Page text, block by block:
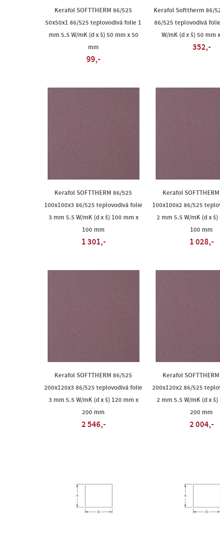
Kerafol SOFTTHERM 86/525
50x50x1 86/525 teplovodivá folie 1
mm 5.5 W/mK (d x š) 50 mm x 50
mm
99,-
Kerafol Softtherm 86/
86/525 teplovodivá
W/mK (d x š) 50 mm
352,-
Kerafol SOFTTHERM 86/525
100x100x3 86/525 teplovodivá folie
3 mm 5.5 W/mK (d x š) 100 mm x
100 mm
1 301,-
Kerafol
100x100x2 86/525
2 mm 5.5 W/mK (d x š)
100 mm
1 028,-
Kerafol SOFTTHERM 86/525
200x120x3 86/525 teplovodivá folie
3 mm 5.5 W/mK (d x š) 120 mm x
200 mm
2 546,-
Kerafol
200x120x2 86/525
2 mm 5.5 W/mK (d x š)
200 mm
2 004,-